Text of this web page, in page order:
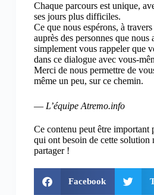
Chaque parcours est unique,
ses jours plus difficiles.
Ce que nous espérons, à
auprès des personnes que nous
simplement vous rappeler que
dans ce dialogue avec vous-
Merci de nous permettre de
même un peu, sur ce chemin.
— L’équipe Atremo.info
Ce contenu peut être important
qui ont besoin de cette solution
partager !
Facebook